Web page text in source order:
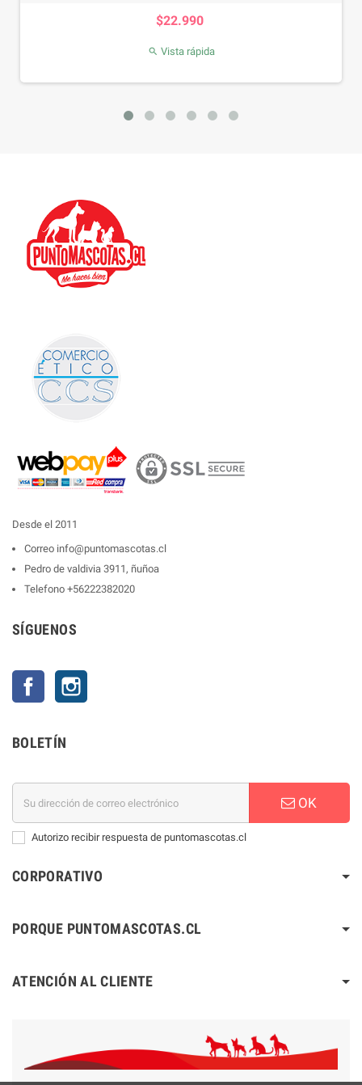
$22.990
 Vista rápida
Desde el 2011
Correo info@puntomascotas.cl
Pedro de valdivia 3911, ñuñoa
Telefono +56222382020
SÍGUENOS
Facebook
BOLETÍN
OK
Autorizo recibir respuesta de puntomascotas.cl
CORPORATIVO
PORQUE PUNTOMASCOTAS.CL
ATENCIÓN AL CLIENTE